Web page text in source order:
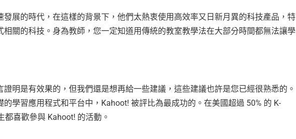
發展的時代，在這樣的背景下，他們太熱衷使用高效率又日新月異的科技產品，特
相關的科技。身為教師，您一定知道用傳統的教室教學法在大部分時間都無法讓學
明是有效果的，但我們還是想再給一些建議，這些建議也許是您已經很熟悉的。
學習應用程式和平台中，Kahoot! 被評比為最成功的。在美國超過 50% 的 K-
喜歡參與 Kahoot! 的活動。